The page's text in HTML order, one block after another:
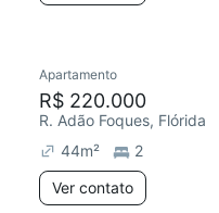
Redecorar
Apartamento
R$ 220.000
R. Adão Foques, Flórida
44m²
2
Ver contato